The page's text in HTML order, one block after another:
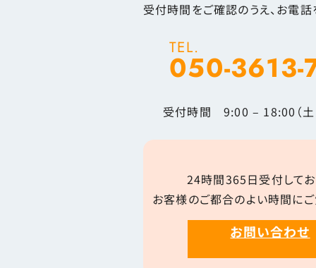
受付時間をご確認のうえ、お電話
TEL.
050-3613-
受付時間 9:00 – 18:00（土
24時間365日受付してお
お客様のご都合のよい時間にご
お問い合わせ